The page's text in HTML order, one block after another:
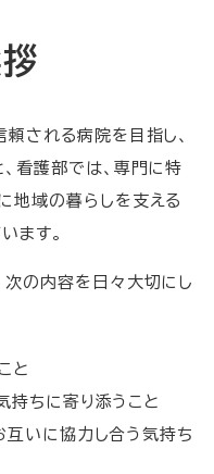
される病院を目指し、
看護部では、専門に特
地域の暮らしを支える
ます。
次の内容を日々大切にし
と
持ちに寄り添うこと
互いに協力し合う気持ち